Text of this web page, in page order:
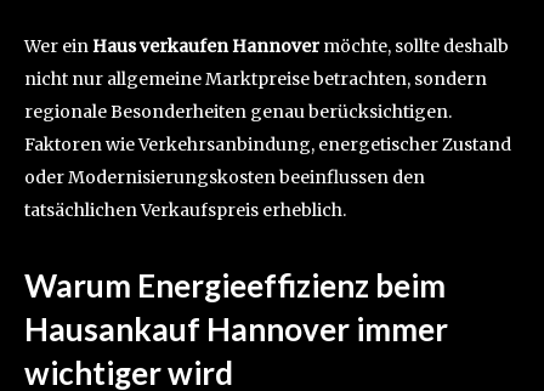
Wer einHaus verkaufen Hannover möchte, sollte deshalb
nicht nur allgemeine Marktpreise betrachten, sondern
regionale Besonderheiten genau berücksichtigen.
Faktoren wie Verkehrsanbindung, energetischer Zustand
oder Modernisierungskosten beeinflussen den
tatsächlichen Verkaufspreis erheblich.
Warum Energieeffizienz beim
Hausankauf Hannover immer
wichtiger wird